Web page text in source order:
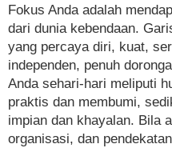
Fokus Anda adalah
dari dunia kebendaan.
yang percaya diri, kuat,
independen, penuh
Anda sehari-hari meliputi
praktis dan membumi,
impian dan khayalan. Bila
organisasi, dan